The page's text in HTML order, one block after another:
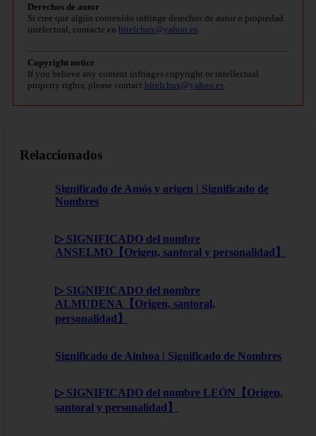
Derechos de autor
Si cree que algún contenido infringe derechos de autor o propiedad
intelectual, contacte en bitelchux@yahoo.es
Copyright notice
If you believe any content infringes copyright or intellectual
property rights, please contact bitelchux@yahoo.es
Relaccionados
Significado de Amós y origen | Significado de
Nombres
▷ SIGNIFICADO del nombre
ANSELMO【Origen, santoral y personalidad】
▷ SIGNIFICADO del nombre
ALMUDENA【Origen, santoral,
personalidad】
Significado de Ainhoa | Significado de Nombres
▷ SIGNIFICADO del nombre LEÓN【Origen,
santoral y personalidad】